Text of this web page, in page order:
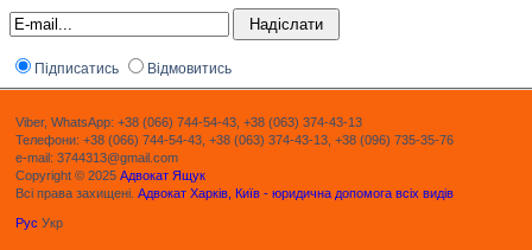
Підписатись Відмовитись
Viber, WhatsApp: +38 (066) 744-54-43, +38 (063) 374-43-13
Телефони: +38 (066) 744-54-43, +38 (063) 374-43-13, +38 (096) 735-35-76
e-mail: 3744313@gmail.com
Copyright © 2025 Адвокат Ящук
Всі права захищені. Адвокат Харків, Київ - юридична допомога всіх видів
Рус Укр